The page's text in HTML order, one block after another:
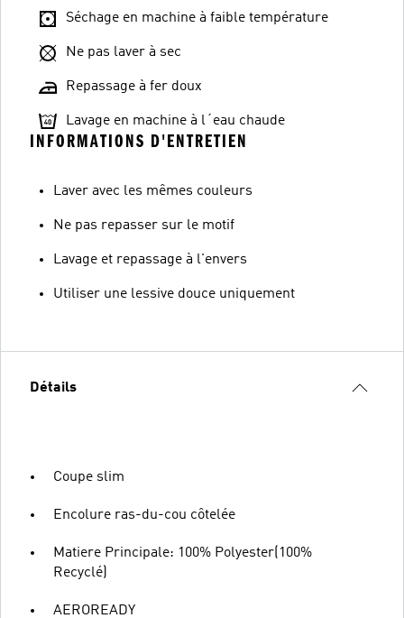
Séchage en machine à faible température
Ne pas laver à sec
Repassage à fer doux
Lavage en machine à l´eau chaude
INFORMATIONS D'ENTRETIEN
Laver avec les mêmes couleurs
Ne pas repasser sur le motif
Lavage et repassage à l'envers
Utiliser une lessive douce uniquement
Détails
Coupe slim
Encolure ras-du-cou côtelée
Matiere Principale: 100% Polyester(100%
Recyclé)
AEROREADY